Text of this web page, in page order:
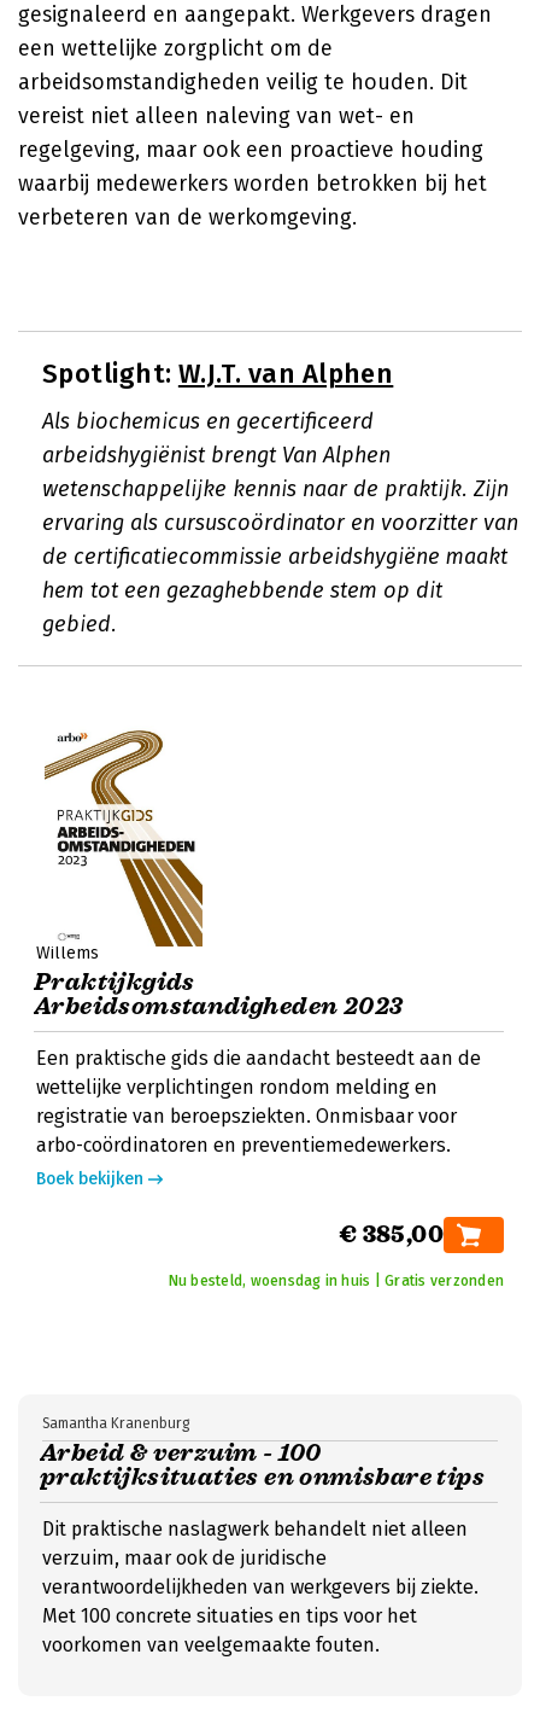
gesignaleerd en aangepakt. Werkgevers dragen
een wettelijke zorgplicht om de
arbeidsomstandigheden veilig te houden. Dit
vereist niet alleen naleving van wet- en
regelgeving, maar ook een proactieve houding
waarbij medewerkers worden betrokken bij het
verbeteren van de werkomgeving.
Spotlight: W.J.T. van Alphen
Als biochemicus en gecertificeerd
arbeidshygiënist brengt Van Alphen
wetenschappelijke kennis naar de praktijk. Zijn
ervaring als cursuscoördinator en voorzitter van
de certificatiecommissie arbeidshygiëne maakt
hem tot een gezaghebbende stem op dit
gebied.
Willems
Praktijkgids
Arbeidsomstandigheden 2023
Een praktische gids die aandacht besteedt aan de
wettelijke verplichtingen rondom melding en
registratie van beroepsziekten. Onmisbaar voor
arbo-coördinatoren en preventiemedewerkers.
Boek bekijken
€ 385,00
Nu besteld, woensdag in huis | Gratis verzonden
Arbeid & verzuim - 100
praktijksituaties en onmisbare tips
Samantha Kranenburg
Dit praktische naslagwerk behandelt niet alleen
verzuim, maar ook de juridische
verantwoordelijkheden van werkgevers bij ziekte.
Met 100 concrete situaties en tips voor het
voorkomen van veelgemaakte fouten.